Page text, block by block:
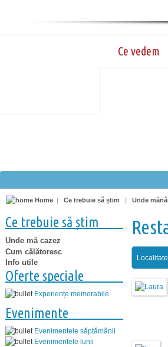
Ce vedem
Home | Ce trebuie să știm | Unde
Ce trebuie să știm
Unde mă cazez
Cum călătoresc
Info utile
Oferte speciale
Experiențe memorabile
Evenimente
Evenimentele săptămânii
Evenimentele lunii